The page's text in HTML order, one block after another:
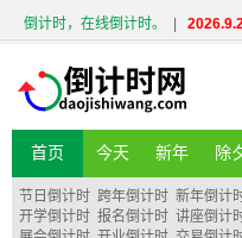
倒计时，在线倒计时。
首页 今天 新年 除
节日倒计时 跨年倒计时 新年倒计
开学倒计时 报名倒计时 讲座倒计